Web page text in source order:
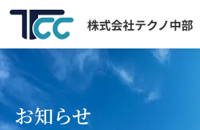
お知らせ